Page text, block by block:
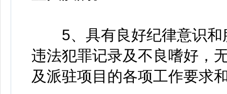
5、具有良好纪律意识和
违法犯罪记录及不良嗜好，
及派驻项目的各项工作要求